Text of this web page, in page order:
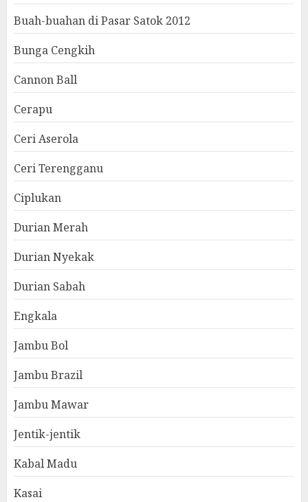
Buah-buahan di Pasar Satok 2012
Bunga Cengkih
Cannon Ball
Cerapu
Ceri Aserola
Ceri Terengganu
Ciplukan
Durian Merah
Durian Nyekak
Durian Sabah
Engkala
Jambu Bol
Jambu Brazil
Jambu Mawar
Jentik-jentik
Kabal Madu
Kasai